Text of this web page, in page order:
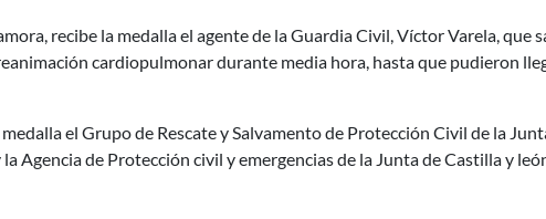
recibe la medalla el agente de la Guardia Civil, Víctor Varela,
cardiopulmonar durante media hora, hasta que pudieron
el Grupo de Rescate y Salvamento de Protección Civil de la
Agencia de Protección civil y emergencias de la Junta de Castilla y